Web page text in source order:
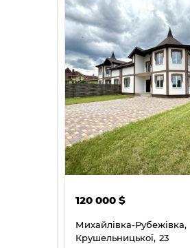
120 000 $
Михайлівка-Рубежівка,
Крушельницької, 23